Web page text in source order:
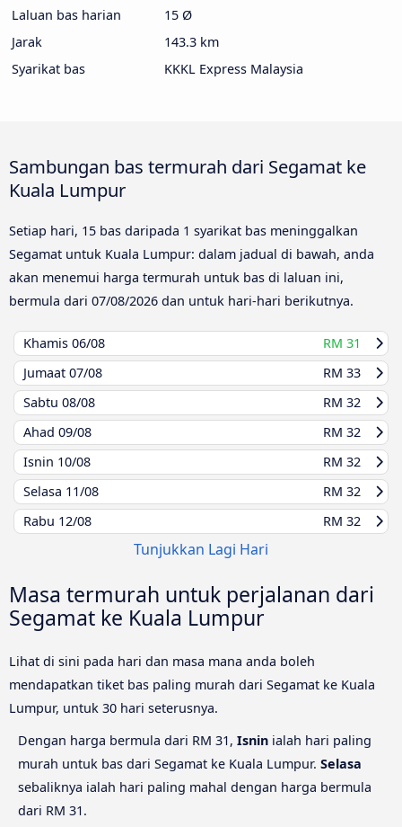
Laluan bas harian
15 Ø
Jarak
143.3 km
Syarikat bas
KKKL Express Malaysia
Sambungan bas termurah dari Segamat ke
Kuala Lumpur
Setiap hari, 15 bas daripada 1 syarikat bas meninggalkan
Segamat untuk Kuala Lumpur: dalam jadual di bawah, anda
akan menemui harga termurah untuk bas di laluan ini,
bermula dari 07/08/2026 dan untuk hari-hari berikutnya.
Khamis 06/08
RM 31
Jumaat 07/08
RM 33
Sabtu 08/08
RM 32
Ahad 09/08
RM 32
Isnin 10/08
RM 32
Selasa 11/08
RM 32
Rabu 12/08 RM 32
Tunjukkan Lagi Hari
Masa termurah untuk perjalanan dari
Segamat ke Kuala Lumpur
Lihat di sini pada hari dan masa mana anda boleh
mendapatkan tiket bas paling murah dari Segamat ke Kuala
Lumpur, untuk 30 hari seterusnya.
Dengan harga bermula dari RM 31, Isnin ialah hari paling
murah untuk bas dari Segamat ke Kuala Lumpur. Selasa
sebaliknya ialah hari paling mahal dengan harga bermula
dari RM 31.